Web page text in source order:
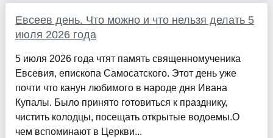
Евсеев день. Что можно и что нельзя делать 5
июля 2026 года
5 июля 2026 года чтят память священномученика
Евсевия, епископа Самосатского. Этот день уже
почти что канун любимого в народе дня Ивана
Купалы. Было принято готовиться к празднику,
чистить колодцы, посещать открытые водоемы.О
чем вспоминают в Церкви...